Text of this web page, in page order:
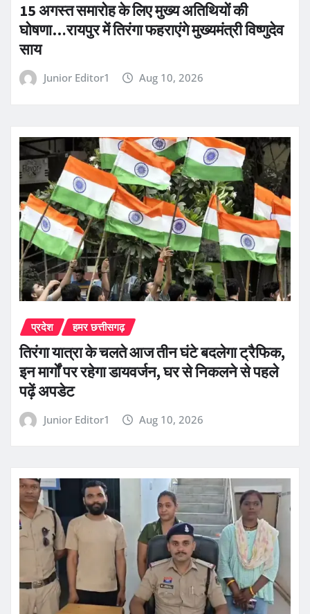
15 अगस्त समारोह के लिए मुख्य अतिथियों की
घोषणा…रायपुर में तिरंगा फहराएंगे मुख्यमंत्री विष्णुदेव
साय
Junior Editor1 Aug 10, 2026
प्रदेश हमर छत्तीसगढ़
तिरंगा यात्रा के चलते आज तीन घंटे बदलेगा ट्रैफिक,
इन मार्गों पर रहेगा डायवर्जन, घर से निकलने से पहले
पढ़ें अपडेट
Junior Editor1 Aug 10, 2026